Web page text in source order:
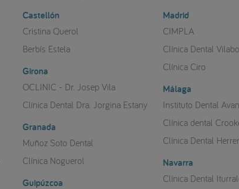
Castellón
Cristina Querol
Berbís Estela
Girona
OCLINIC - Dr. Josep Vila
Clínica Dental Dra. Jorgina Estany
Granada
Muñoz Soto Dental
Clínica Noguerol
Guipúzcoa
Madrid
CIMPLA
Clínica Dental
Clínica Ciro
Málaga
Instituto Dental
Clínica dental
Clínica Dental
Navarra
Clínica Dental